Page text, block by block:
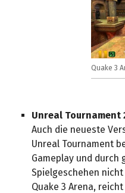
Quake 3
Unreal Tournament
Auch die neueste
Unreal Tournament
Gameplay und durch
Spielgeschehen
Quake 3 Arena,